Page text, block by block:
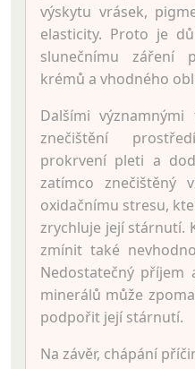
výskytu vrásek,
elasticity. Proto je
slunečnímu záření
krémů a vhodného
Dalšími
znečištění
prokrvení pleti a
zatímco znečištěný
oxidačnímu stresu,
zrychluje její stárnutí.
zmínit také
Nedostatečný příjem
minerálů může
podpořit její stárnutí.
Na závěr, chápání